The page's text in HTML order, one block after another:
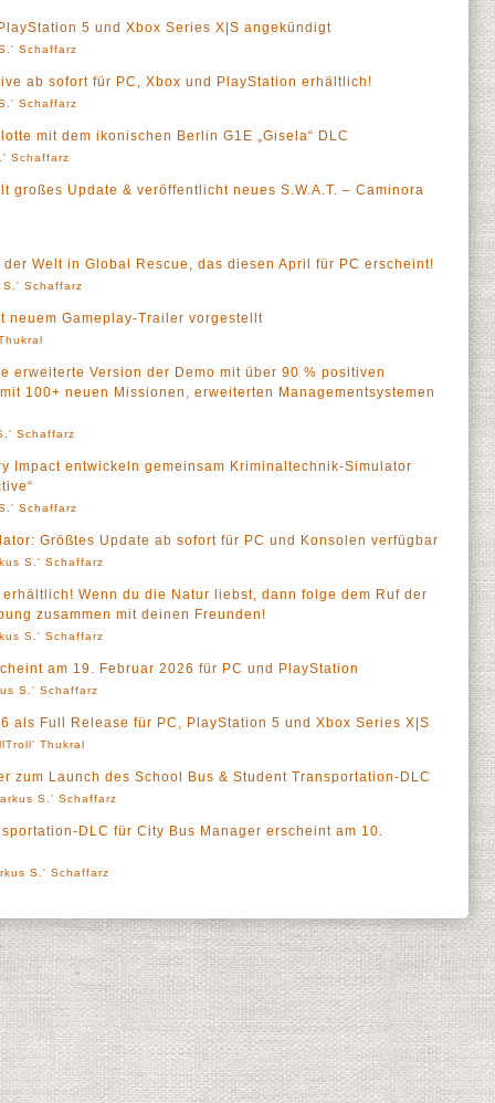
5 und Xbox Series X|S angekündigt
Schaffarz
ab sofort für PC, Xbox und PlayStation erhältlich!
Schaffarz
mit dem ikonischen Berlin G1E „Gisela“ DLC
Schaffarz
großes Update & veröffentlicht neues S.W.A.T. – Caminora
Welt in Global Rescue, das diesen April für PC erscheint!
S.' Schaffarz
neuem Gameplay-Trailer vorgestellt
erweiterte Version der Demo mit über 90 % positiven
100+ neuen Missionen, erweiterten Managementsystemen
Schaffarz
Impact entwickeln gemeinsam Kriminaltechnik-Simulator
Schaffarz
Größtes Update ab sofort für PC und Konsolen verfügbar
S.' Schaffarz
Wenn du die Natur liebst, dann folge dem Ruf der
zusammen mit deinen Freunden!
S.' Schaffarz
am 19. Februar 2026 für PC und PlayStation
S.' Schaffarz
als Full Release für PC, PlayStation 5 und Xbox Series X|S
Thukral
zum Launch des School Bus & Student Transportation-DLC
S.' Schaffarz
DLC für City Bus Manager erscheint am 10.
S.' Schaffarz